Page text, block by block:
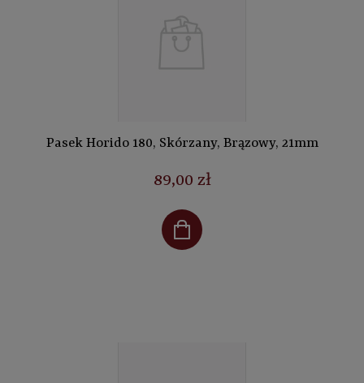
Pasek Horido 180, Skórzany, Brązowy, 21mm
89,00 zł